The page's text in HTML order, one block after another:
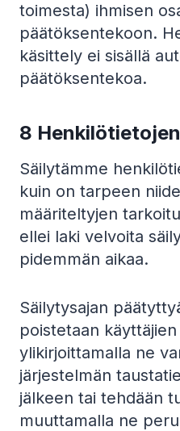
toimesta) ihmisen
päätöksentekoon.
käsittely ei sisällä
päätöksentekoa.
8
Säilytämme
kuin on tarpeen
määriteltyjen
ellei laki velvoita
pidemmän aikaa.
Säilytysajan
poistetaan
ylikirjoittamalla ne
järjestelmän
jälkeen tai tehdään
muuttamalla ne